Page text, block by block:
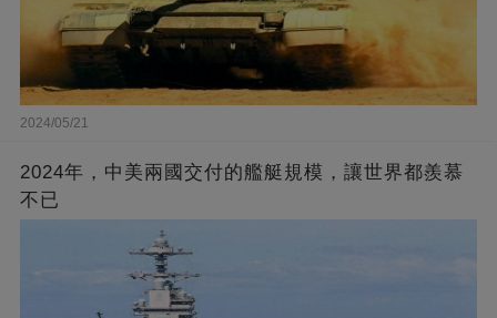
2024/05/21
2024年，中美兩國交付的艦艇規模，讓世界都羨慕
不已